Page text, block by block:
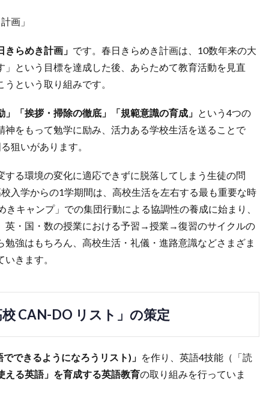
画」
きらめき計画」 です。春日きらめき計画は、10数年来の大
という目標を達成した後、あらためて教育活動を見直
という取り組みです。
」「挨拶・掃除の徹底」「規範意識の育成」 という4つの
をもって勉学に励み、活力ある学校生活を送ることで
狙いがあります。
る環境の変化に適応できずに脱落してしまう生徒の問
入学からの1学期間は、高校生活を左右する最も重要な時
キャンプ」での集団行動による協調性の養成に始まり、
英・国・数の授業における予習→授業→復習のサイクルの
強はもちろん、高校生活・礼儀・進路意識などさまざま
きます。
CAN-DO リスト」の策定
できるようになろうリスト)」 を作り、英語4技能（「読
える英語」を育成する英語教育の取り組みを行っていま